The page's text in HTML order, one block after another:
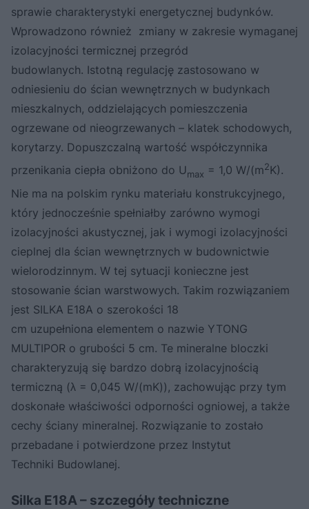
sprawie charakterystyki energetycznej budynków.
Wprowadzono również zmiany w zakresie wymaganej
izolacyjności termicznej przegród
budowlanych. Istotną regulację zastosowano w
odniesieniu do ścian wewnętrznych w budynkach
mieszkalnych, oddzielających pomieszczenia
ogrzewane od nieogrzewanych – klatek schodowych,
korytarzy. Dopuszczalną wartość współczynnika
przenikania ciepła obniżono do Umax = 1,0 W/(m2K).
Nie ma na polskim rynku materiału konstrukcyjnego,
który jednocześnie spełniałby zarówno wymogi
izolacyjności akustycznej, jak i wymogi izolacyjności
cieplnej dla ścian wewnętrznych w budownictwie
wielorodzinnym. W tej sytuacji konieczne jest
stosowanie ścian warstwowych. Takim rozwiązaniem
jest SILKA E18A o szerokości 18
cm uzupełniona elementem o nazwie YTONG
MULTIPOR o grubości 5 cm. Te mineralne bloczki
charakteryzują się bardzo dobrą izolacyjnością
termiczną (λ = 0,045 W/(mK)), zachowując przy tym
doskonałe właściwości odporności ogniowej, a także
cechy ściany mineralnej. Rozwiązanie to zostało
przebadane i potwierdzone przez Instytut
Techniki Budowlanej.
Silka E18A – szczegóły techniczne